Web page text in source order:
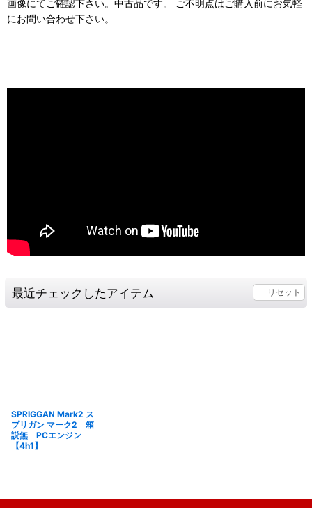
画像にてご確認下さい。中古品です。 ご不明点はご購入前にお気軽
にお問い合わせ下さい。
最近チェックしたアイテム リセット
SPRIGGAN Mark2 ス
プリガン マーク2 箱
説無 PCエンジン
【4h1】